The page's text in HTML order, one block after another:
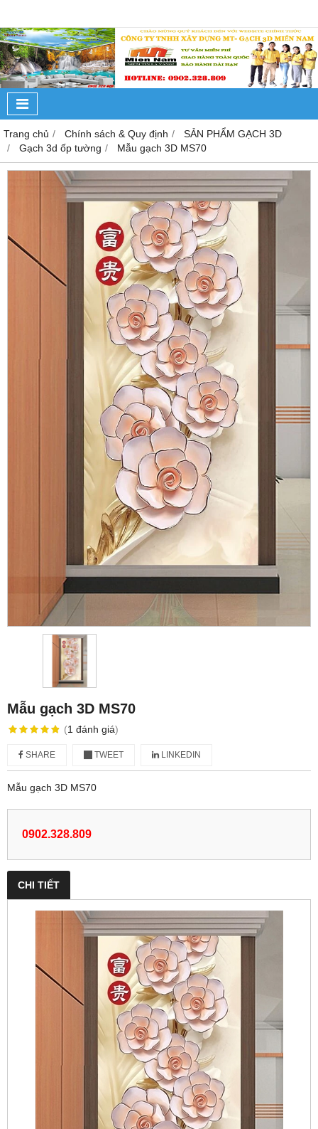
Trang chủ Chính sách & Quy định
SẢN PHẨM GẠCH 3D
Gạch 3d ốp tường
Mẫu gạch 3D MS70
Mẫu gạch 3D MS70
(1 đánh giá)
SHARE TWEET LINKEDIN
Mẫu gạch 3D MS70
0902.328.809
CHI TIẾT